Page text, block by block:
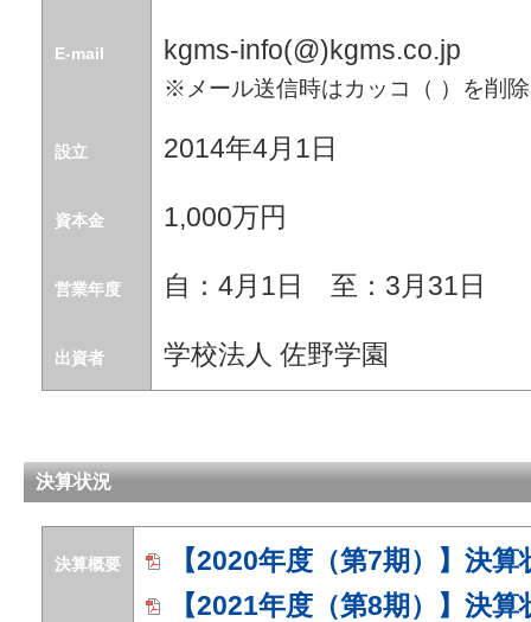
E-mail kgms-info(@)kgms.co.jp
※メール送信時はカッコ（ ）を削
設立 2014年4月1日
資本金 1,000万円
営業年度 自：4月1日 至：3月31日
出資者 学校法人 佐野学園
決算状況
決算概要
【2020年度（第7期）】決算
【2021年度（第8期）】決算